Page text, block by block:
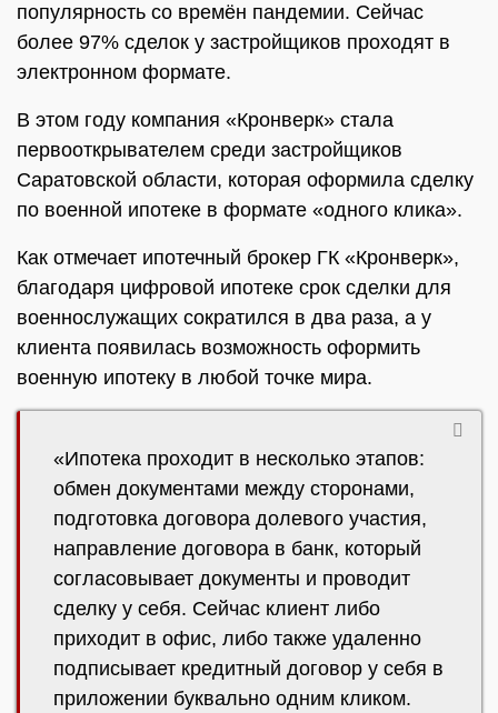
популярность со времён пандемии. Сейчас
более 97% сделок у застройщиков проходят в
электронном формате.
В этом году компания «Кронверк» стала
первооткрывателем среди застройщиков
Саратовской области, которая оформила сделку
по военной ипотеке в формате «одного клика».
Как отмечает ипотечный брокер ГК «Кронверк»,
благодаря цифровой ипотеке срок сделки для
военнослужащих сократился в два раза, а у
клиента появилась возможность оформить
военную ипотеку в любой точке мира.
«Ипотека проходит в несколько этапов:
обмен документами между сторонами,
подготовка договора долевого участия,
направление договора в банк, который
согласовывает документы и проводит
сделку у себя. Сейчас клиент либо
приходит в офис, либо также удаленно
подписывает кредитный договор у себя в
приложении буквально одним кликом.